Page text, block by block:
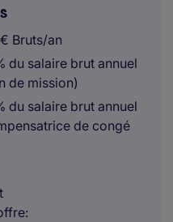
Bruts/an
du salaire brut annuel
de mission)
du salaire brut annuel
de congé